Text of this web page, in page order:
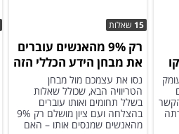
15 שאלות
רק 9% מהאנשים עוברים
את מבחן הידע הכללי הזה
עם ציון מושלם!
נסו את עצמכם מול מבחן
הטריוויה הבא, שכולל שאלות
בשלל תחומים ואותו עוברים
בהצלחה ועם ציון מושלם רק 9%
מהאנשים שמנסים אותו – האם